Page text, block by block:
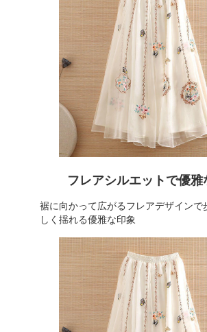
フレアシルエットで優雅
裾に向かって広がるフレアデザインで
しく揺れる優雅な印象